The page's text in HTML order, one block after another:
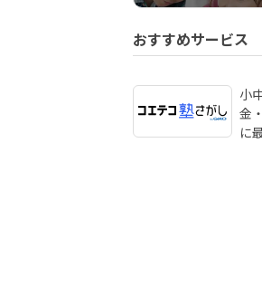
おすすめサービス
小
金
に